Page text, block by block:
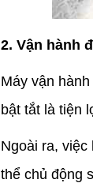
2. Vận hành
Máy vận
bật tắt là tiện
Ngoài ra,
thể chủ động